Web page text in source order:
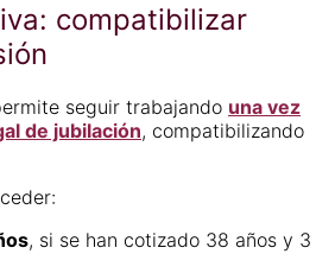
compatibilizar
seguir trabajando una vez
de jubilación, compatibilizando
, si se han cotizado 38 años y 3